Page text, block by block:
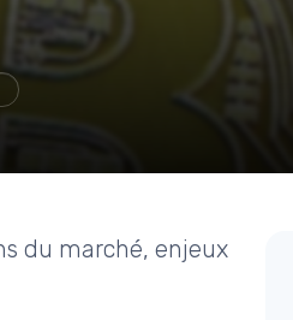
du marché, enjeux